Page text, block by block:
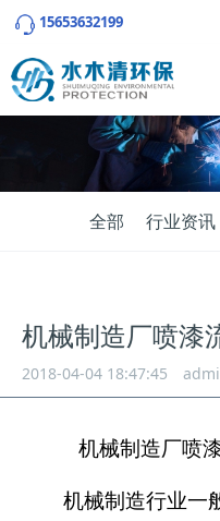
15653632199
全部 行业资讯
机械制造厂喷漆
2018-04-04 18:47:45
机械制造厂喷
机械制造行业一